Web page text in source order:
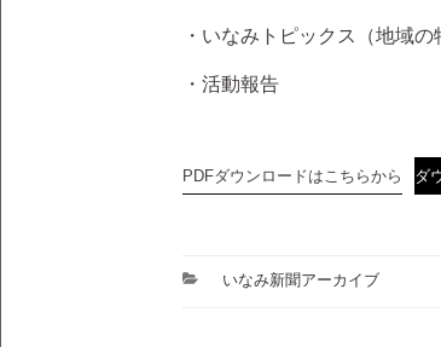
・いなみトピックス（地域の
・活動報告
PDFダウンロードはこちらから ダ
カ
いなみ新聞アーカイブ